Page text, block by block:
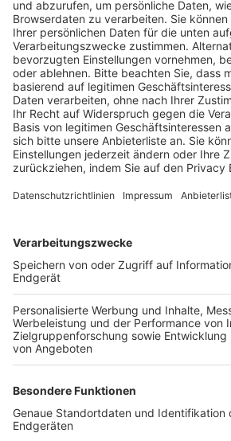
Pässe und Vereinswechsel
Trainerausbildung
Schulungsangebot Vereinsmitarbeiter
BFV-Geschäftsstellen
Trainerbörse
Login SpielPlus
FOLGE DEM BFV
TOP-VEREINE
TOP-PARTNER